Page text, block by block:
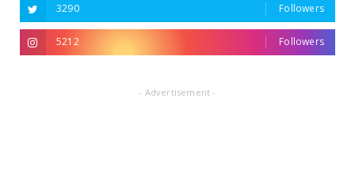
3290 Followers
5212 Followers
- Advertisement -